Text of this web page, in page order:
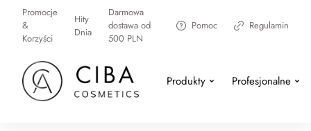
Promocje
&
Korzyści
Hity
Dnia
Darmowa
dostawa od
500 PLN
Pomoc Regulamin
Produkty Profesjonalne